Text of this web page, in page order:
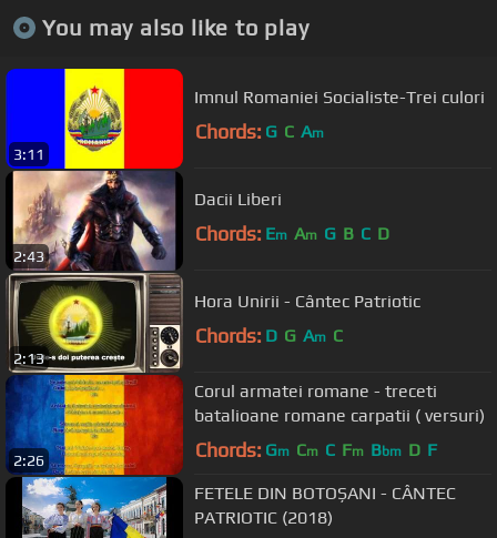
You may also like to play
3:11
Imnul Romaniei Socialiste-Trei culori
Chords: G C Am
2:43
Dacii Liberi
Chords: Em Am G B C D
2:13
Hora Unirii - Cântec Patriotic
Chords: D G Am C
2:26
Corul armatei romane - treceti
batalioane romane carpatii ( versuri)
Chords: Gm Cm C Fm Bbm D F
FETELE DIN BOTOȘANI - CÂNTEC
PATRIOTIC (2018)